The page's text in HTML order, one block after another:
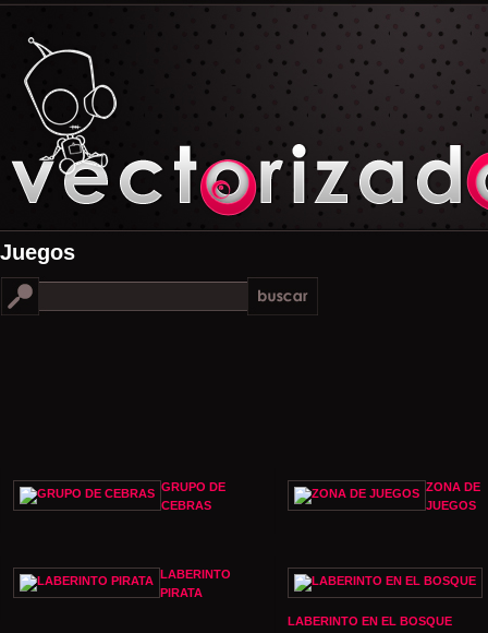
Juegos
GRUPO DE
CEBRAS
ZONA DE
JUEGOS
LABERINTO
PIRATA
LABERINTO EN EL BOSQUE